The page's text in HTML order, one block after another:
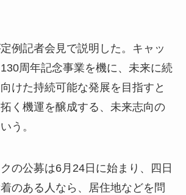
例記者会見で説明した。キャッ
周年記念事業を機に、未来に続
けた持続可能な発展を目指すと
く機運を醸成する、未来志向の
う。
の公募は6月24日に始まり、四日
のある人なら、居住地などを問